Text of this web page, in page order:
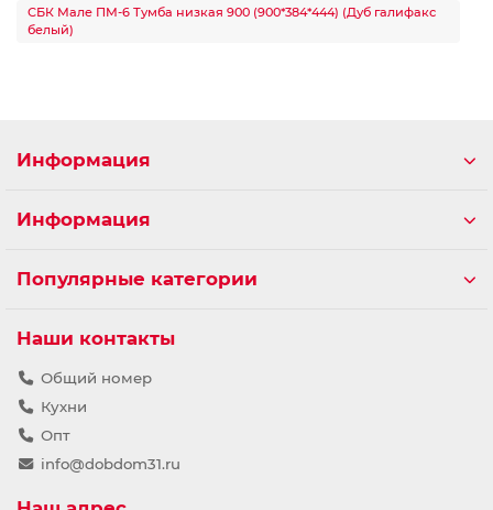
СБК Мале ПМ-6 Тумба низкая 900 (900*384*444) (Дуб галифакс
белый)
Информация
Информация
Популярные категории
Наши контакты
Общий номер
Кухни
Опт
info@dobdom31.ru